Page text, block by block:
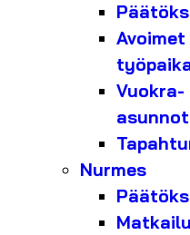
Avoimet
Vuokra-
Nurmes
Matkailu